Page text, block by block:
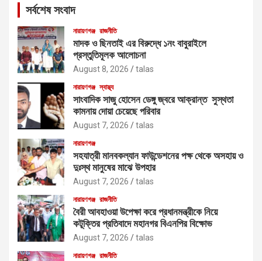
সর্বশেষ সংবাদ
নারায়ণগঞ্জ রাজনীতি
মাদক ও ছিনতাই এর বিরুদ্ধে ১নং বাবুরাইলে
প্রস্তুতিমূলক আলোচনা
August 8, 2026 talas
নারায়ণগঞ্জ স্বাস্থ্য
সাংবাদিক সাজু হোসেন ডেঙ্গু জ্বরে আক্রান্ত সুস্থতা
কামনায় দোয়া চেয়েছে পরিবার
August 7, 2026 talas
নারায়ণগঞ্জ
সহযাত্রী মানবকল্যান ফাউন্ডেশনের পক্ষ থেকে অসহায় ও
দুঃস্থ মানুষের মাঝে উপহার
August 7, 2026 talas
নারায়ণগঞ্জ রাজনীতি
বৈরী আবহাওয়া উপেক্ষা করে প্রধানমন্ত্রীকে নিয়ে
কটূক্তির প্রতিবাদে মহানগর বিএনপির বিক্ষোভ
August 7, 2026 talas
নারায়ণগঞ্জ রাজনীতি